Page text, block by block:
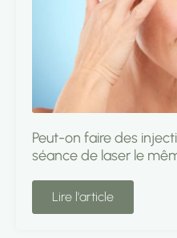
Peut-on faire des
séance de laser le
Lire l'article